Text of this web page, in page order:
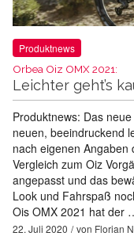
Produktnews
Orbea Oiz OMX 2021:
Leichter geht’s
Produktnews: Das
neuen, beeindruckend
nach eigenen Angaben
Vergleich zum Oiz
angepasst und das
Look und Fahrspaß
Ois OMX 2021 hat der
22. Juli 2020 von Florian